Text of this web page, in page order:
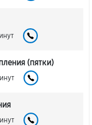
(пятки)